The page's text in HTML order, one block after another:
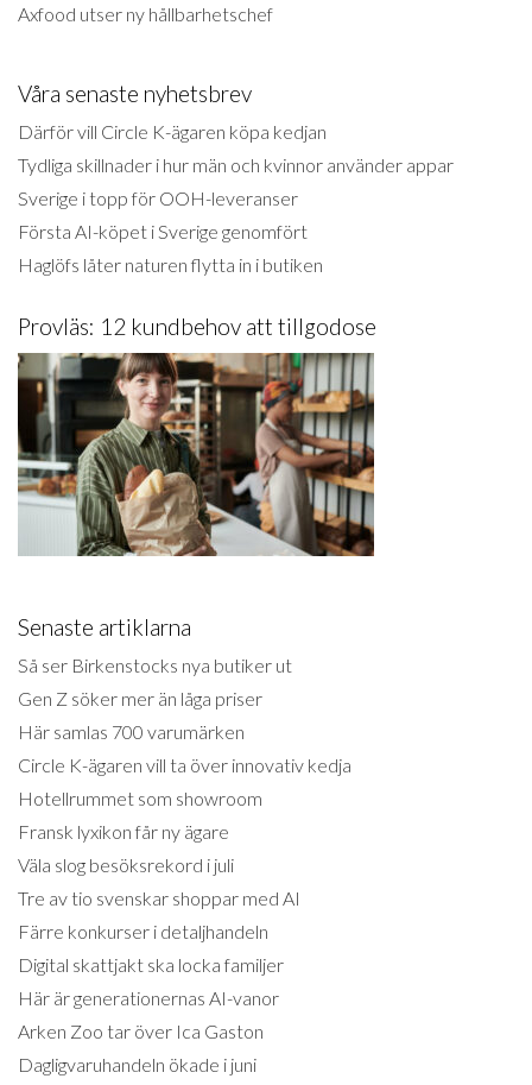
Axfood utser ny hållbarhetschef
Våra senaste nyhetsbrev
Därför vill Circle K-ägaren köpa kedjan
Tydliga skillnader i hur män och kvinnor använder appar
Sverige i topp för OOH-leveranser
Första AI-köpet i Sverige genomfört
Haglöfs låter naturen flytta in i butiken
Provläs: 12 kundbehov att tillgodose
Senaste artiklarna
Så ser Birkenstocks nya butiker ut
Gen Z söker mer än låga priser
Här samlas 700 varumärken
Circle K-ägaren vill ta över innovativ kedja
Hotellrummet som showroom
Fransk lyxikon får ny ägare
Väla slog besöksrekord i juli
Tre av tio svenskar shoppar med AI
Färre konkurser i detaljhandeln
Digital skattjakt ska locka familjer
Här är generationernas AI-vanor
Arken Zoo tar över Ica Gaston
Dagligvaruhandeln ökade i juni